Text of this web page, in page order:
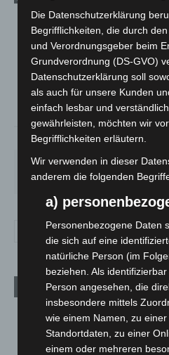
LANGENHAGEN
Klarer Himmel
69%
SA.
27°
SO.
34°
MO.
28°
Aktuelle Beiträge
Kunst trifft Weingenuss:
Werke im Jacques’ Wein-Depot
8. August 2026
Die Datenschutzerklärung
Begrifflichkeiten, die durch
und Verordnungsgeber beim
Grundverordnung (DS-GVO)
Datenschutzerklärung soll
als auch für unsere Kunden
einfach lesbar und
gewährleisten, möchten wir
Begrifflichkeiten erläutern.
Wir verwenden in dieser
anderem die folgenden
a)
Personenbezogene Daten
die sich auf eine
natürliche Person (im
beziehen. Als
Person angesehen, die
insbesondere mittels
wie einem Namen, zu
Standortdaten, zu einer
einem oder mehreren